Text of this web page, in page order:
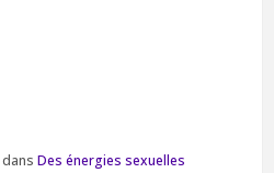
dans Des énergies sexuelles